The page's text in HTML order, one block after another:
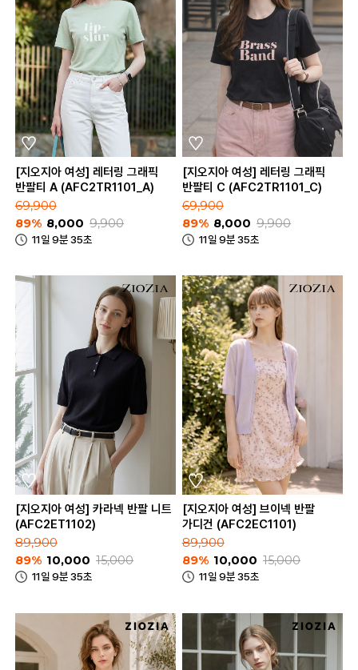
[지오지아 여성] 레터링 그래픽
반팔티 A (AFC2TR1101_A)
69,900
89% 8,000 9,900
11일 9분 35초
[지오지아 여성] 레터링 그래픽
반팔티 C (AFC2TR1101_C)
69,900
89% 8,000 9,900
11일 9분 35초
[지오지아 여성] 카라넥 반팔 니트
(AFC2ET1102)
89,900
89% 10,000 15,000
11일 9분 35초
[지오지아 여성] 브이넥 반팔
가디건 (AFC2EC1101)
89,900
89% 10,000 15,000
11일 9분 35초